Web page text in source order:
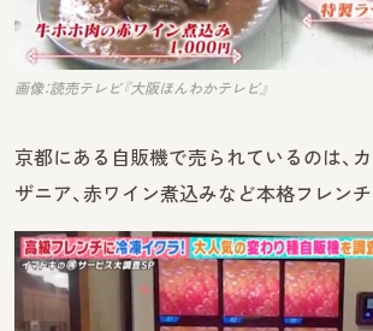
画像：読売テレビ『大阪ほんわかテレビ』
京都にある自販機で売られているのは、
ザニア、赤ワイン煮込みなど本格フレンチ